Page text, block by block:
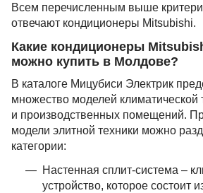
Всем перечисленным выше
отвечают кондиционеры Mitsubishi.
Какие кондиционеры
можно купить в Молдове?
В каталоге Мицубиси Электрик
множество моделей климатической
и производственных помещений.
модели элитной техники можно
категории:
Настенная сплит-система –
устройство, которое состоит